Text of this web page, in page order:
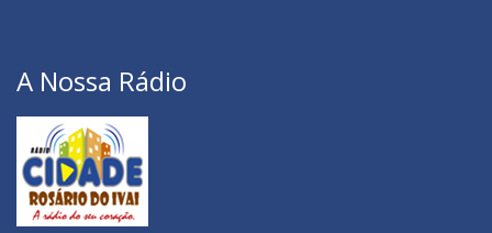
A Nossa Rádio